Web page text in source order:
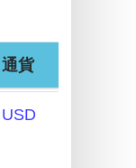
通貨
USD